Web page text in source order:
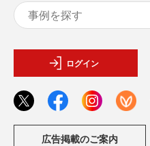
ログイン
広告掲載のご案内